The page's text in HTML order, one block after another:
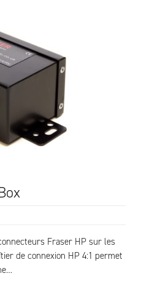
Fraser HP sur les
de connexion HP 4:1 permet